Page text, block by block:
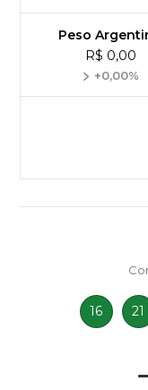
Peso
R$ 0,00
+0,00%
16 21